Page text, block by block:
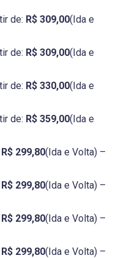
de: R$ 309,00(Ida e
de: R$ 309,00(Ida e
de: R$ 330,00(Ida e
de: R$ 359,00(Ida e
R$ 299,80(Ida e Volta) –
R$ 299,80(Ida e Volta) –
R$ 299,80(Ida e Volta) –
R$ 299,80(Ida e Volta) –